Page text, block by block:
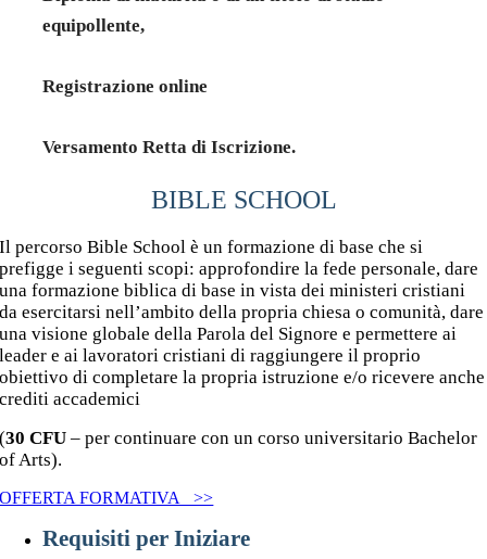
equipollente,
Registrazioneonline
VersamentoRetta di Iscrizione.
BIBLE SCHOOL
Il percorso Bible School è un formazione di base che si
prefigge i seguenti scopi: approfondire la fede personale, dare
una formazione biblica di base in vista dei ministeri cristiani
da esercitarsi nell’ambito della propria chiesa o comunità, dare
una visione globale della Parola del Signore epermettere ai
leader e ai lavoratori cristiani di raggiungere il proprio
obiettivo di completare la propria istruzione e/o ricevere anche
crediti accademici
(30 CFU – per continuare con un corso universitario Bachelor
of Arts).
OFFERTA FORMATIVA >>
Requisiti per Iniziare